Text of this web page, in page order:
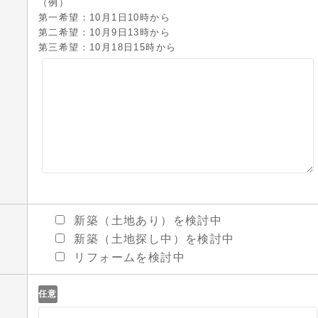
（例）
第一希望：10月1日10時から
第二希望：10月9日13時から
第三希望：10月18日15時から
新築（土地あり）を検討中
新築（土地探し中）を検討中
リフォームを検討中
任意